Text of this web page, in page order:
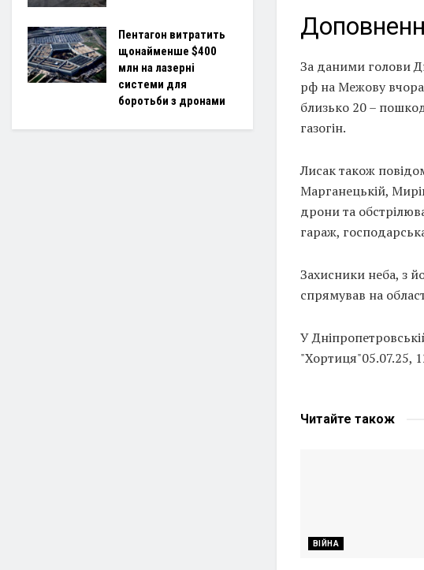
За даними голови
рф на Межову вчора
близько 20 –
газогін.
Лисак також
Марганецькій,
дрони та
гараж,
Захисники неба, з
спрямував на
У
"Хортиця"05.07.25,
Читайте також
ВІЙНА
Пентагон витратить
щонайменше $400
млн на лазерні
системи для
боротьби з дронами